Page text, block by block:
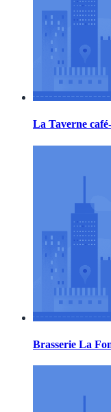
La Taverne
Brasserie La